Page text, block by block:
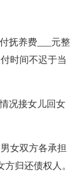
抚养费___元整
时间不迟于当
况接女儿回女
女双方各承担
方归还债权人。